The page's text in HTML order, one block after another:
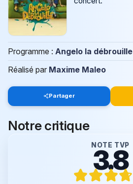
Programme : Angelo la débrouille
Réalisé par Maxime Maleo
Partager
Notre critique
NOTE TVP
3.8